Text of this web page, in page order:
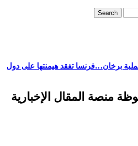
Search
برخان…فرنسا تفقد هيمنتها على دول
منصة المقال الإخبارية